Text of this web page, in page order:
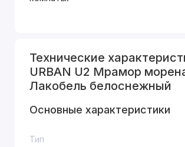
Технические
URBAN U2 Мрамор
Лакобель белоснежный
Основные характеристики
Тип